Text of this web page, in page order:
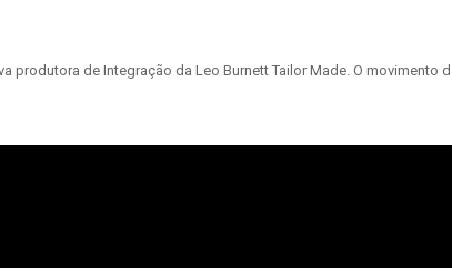
produtora de Integração da Leo Burnett Tailor Made. O